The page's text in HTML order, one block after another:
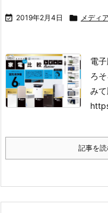
 2019年2月4日  メディ
電
ろ
み
記事を